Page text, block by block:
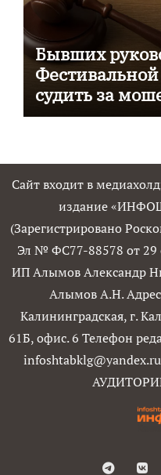
Бывших
судить за
Сайт входит в
издание
(Зарегистрировано
Эл № ФС77-88578 от 29
ИП Алымов Александр
Алымов А.Н.
Калининградская, г.
61Б, офис. 6 Телефон